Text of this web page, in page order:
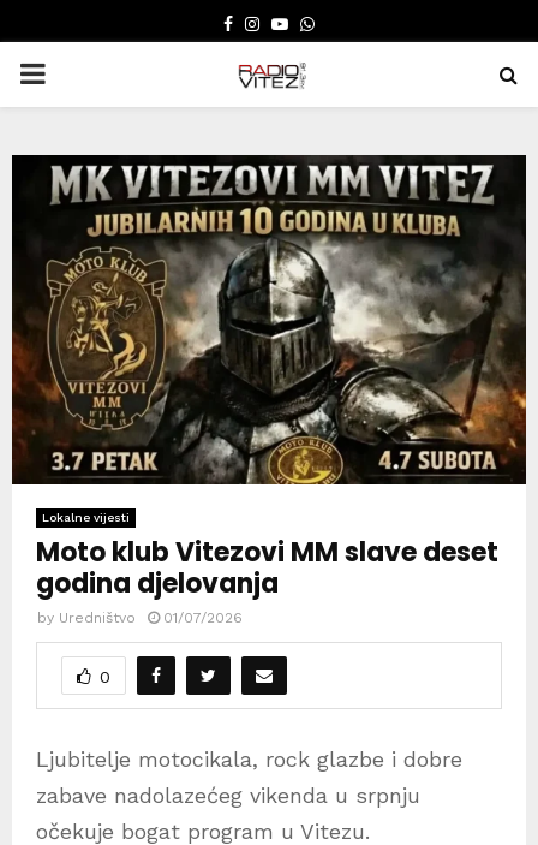
FACEBOOK
INSTAGRAM
YOUTUBE
WHATSAPP
PRIMARY
Lokalne vijesti
Moto klub Vitezovi MM slave deset
godina djelovanja
by Uredništvo 01/07/2026
0
Ljubitelje motocikala, rock glazbe i dobre
zabave nadolazećeg vikenda u srpnju
očekuje bogat program u Vitezu.